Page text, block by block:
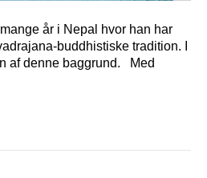
år i Nepal hvor han har
buddhistiske tradition. I
af denne baggrund. Med